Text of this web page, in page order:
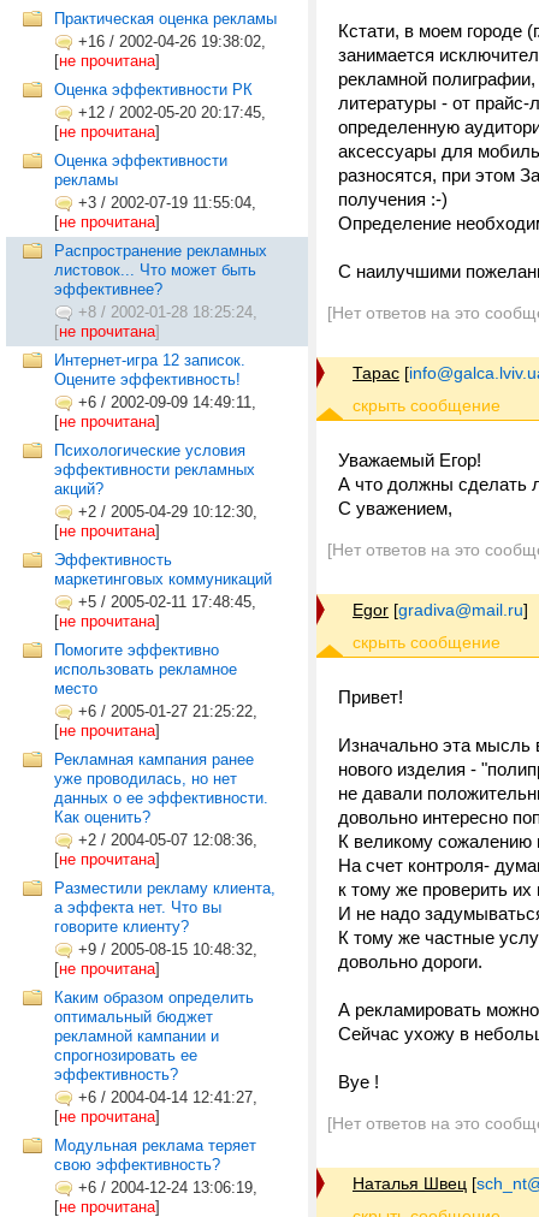
Практическая оценка рекламы
+16 / 2002-04-26 19:38:02,
[не прочитана]
Оценка эффективности РК
+12 / 2002-05-20 20:17:45,
[не прочитана]
Оценка эффективности
рекламы
+3 / 2002-07-19 11:55:04,
[не прочитана]
Распространение рекламных
листовок... Что может быть
эффективнее?
+8 / 2002-01-28 18:25:24,
[не прочитана]
Интернет-игра 12 записок.
Оцените эффективность!
+6 / 2002-09-09 14:49:11,
[не прочитана]
Психологические условия
эффективности рекламных
акций?
+2 / 2005-04-29 10:12:30,
[не прочитана]
Эффективность
маркетинговых коммуникаций
+5 / 2005-02-11 17:48:45,
[не прочитана]
Помогите эффективно
использовать рекламное
место
+6 / 2005-01-27 21:25:22,
[не прочитана]
Рекламная кампания ранее
уже проводилась, но нет
данных о ее эффективности.
Как оценить?
+2 / 2004-05-07 12:08:36,
[не прочитана]
Разместили рекламу клиента,
а эффекта нет. Что вы
говорите клиенту?
+9 / 2005-08-15 10:48:32,
[не прочитана]
Каким образом определить
оптимальный бюджет
рекламной кампании и
спрогнозировать ее
эффективность?
+6 / 2004-04-14 12:41:27,
[не прочитана]
Модульная реклама теряет
свою эффективность?
+6 / 2004-12-24 13:06:19,
[не прочитана]
Кстати, в моем городе
занимается
рекламной
литературы - от
определенную
аксессуары для
разносятся, при этом
получения :-)
Определение
С наилучшими
[Нет ответов на это
Тарас [
Уважаемый Егор!
А что должны сделать
С уважением,
[Нет ответов на это
Egor [gradiva@mail.ru]
Привет!
Изначально эта мысль
нового изделия -
не давали
довольно интересно
К великому сожалению
На счет контроля-
к тому же проверить их
И не надо
К тому же частные
довольно дороги.
А рекламировать
Сейчас ухожу в
Bye !
[Нет ответов на это
Наталья Швец [